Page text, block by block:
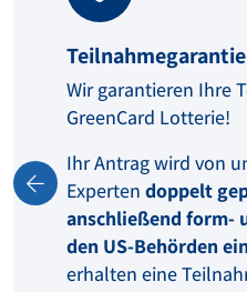
Teilnahmegarantie
Wir garantieren Ihre
GreenCard Lotterie!
Ihr Antrag wird von
Experten doppelt
anschließend form-
den US-Behörden
erhalten eine